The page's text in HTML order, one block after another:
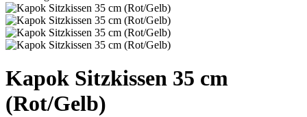
Kapok Sitzkissen 35 cm
(Rot/Gelb)